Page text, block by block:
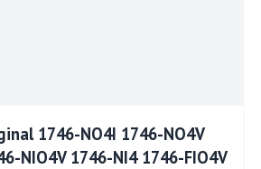
1746-NO4I 1746-NO4V
NIO4V 1746-NI4 1746-FIO4V